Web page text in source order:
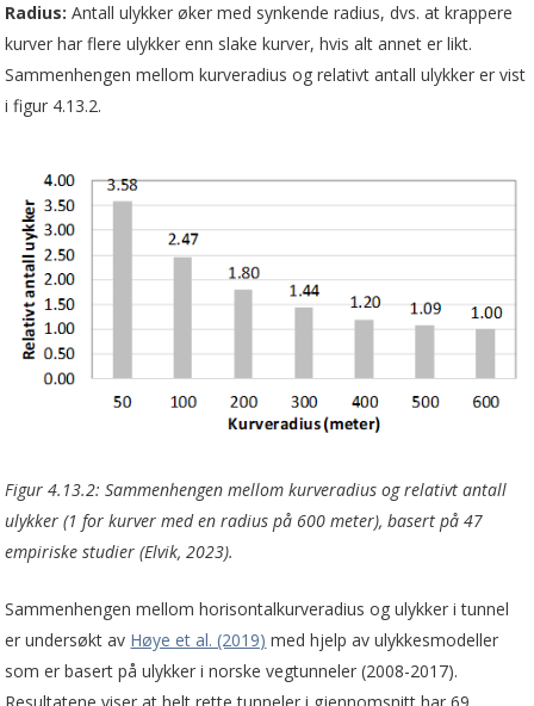
Radius: Antall ulykker øker med synkende radius, dvs. at krappere
kurver har flere ulykker enn slake kurver, hvis alt annet er likt.
Sammenhengen mellom kurveradius og relativt antall ulykker er vist
i figur 4.13.2.
Figur 4.13.2: Sammenhengen mellom kurveradius og relativt antall
ulykker (1 for kurver med en radius på 600 meter), basert på 47
empiriske studier (Elvik, 2023).
Sammenhengen mellom horisontalkurveradius og ulykker i tunnel
er undersøkt av Høye et al. (2019) med hjelp av ulykkesmodeller
som er basert på ulykker i norske vegtunneler (2008-2017).